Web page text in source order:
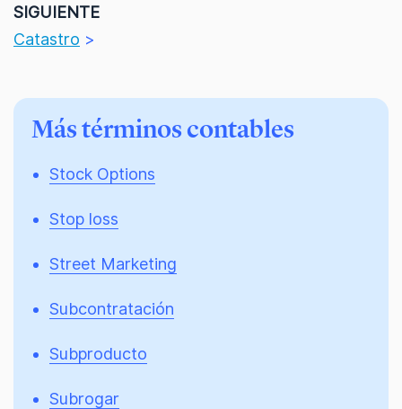
SIGUIENTE
Catastro >
Más términos contables
Stock Options
Stop loss
Street Marketing
Subcontratación
Subproducto
Subrogar